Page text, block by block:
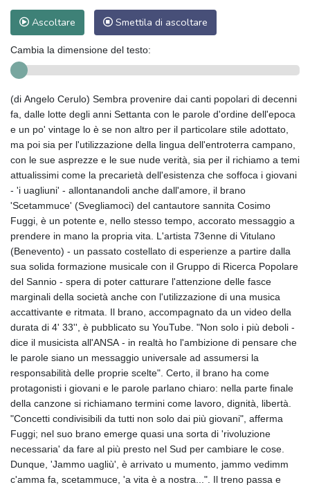
Ascoltare Smettila di ascoltare
Cambia la dimensione del testo:
(di Angelo Cerulo) Sembra provenire dai canti popolari di decenni
fa, dalle lotte degli anni Settanta con le parole d'ordine dell'epoca
e un po' vintage lo è se non altro per il particolare stile adottato,
ma poi sia per l'utilizzazione della lingua dell'entroterra campano,
con le sue asprezze e le sue nude verità, sia per il richiamo a temi
attualissimi come la precarietà dell'esistenza che soffoca i giovani
- 'i uagliuni' - allontanandoli anche dall'amore, il brano
'Scetammuce' (Svegliamoci) del cantautore sannita Cosimo
Fuggi, è un potente e, nello stesso tempo, accorato messaggio a
prendere in mano la propria vita. L'artista 73enne di Vitulano
(Benevento) - un passato costellato di esperienze a partire dalla
sua solida formazione musicale con il Gruppo di Ricerca Popolare
del Sannio - spera di poter catturare l'attenzione delle fasce
marginali della società anche con l'utilizzazione di una musica
accattivante e ritmata. Il brano, accompagnato da un video della
durata di 4' 33'', è pubblicato su YouTube. "Non solo i più deboli -
dice il musicista all'ANSA - in realtà ho l'ambizione di pensare che
le parole siano un messaggio universale ad assumersi la
responsabilità delle proprie scelte". Certo, il brano ha come
protagonisti i giovani e le parole parlano chiaro: nella parte finale
della canzone si richiamano termini come lavoro, dignità, libertà.
"Concetti condivisibili da tutti non solo dai più giovani", afferma
Fuggi; nel suo brano emerge quasi una sorta di 'rivoluzione
necessaria' da fare al più presto nel Sud per cambiare le cose.
Dunque, 'Jammo uagliù', è arrivato u mumento, jammo vedimm
c'amma fa, scetammuce, 'a vita è a nostra...". Il treno passa e